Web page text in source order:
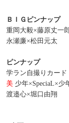
ＢＩＧピンナップ
重岡大毅×藤原丈一
永瀬廉×松田元太
ピンナップ
学ラン自撮りカード
美 少年×SpeciaL×
渡邉心×堀口由翔